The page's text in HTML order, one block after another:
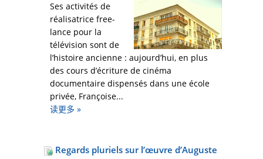
Ses activités de
réalisatrice free-
lance pour la
télévision sont de
l’histoire ancienne : aujourd’hui, en plus
des cours d’écriture de cinéma
documentaire dispensés dans une école
privée, Françoise...
读更多 »
Regards pluriels sur l’œuvre d’Auguste